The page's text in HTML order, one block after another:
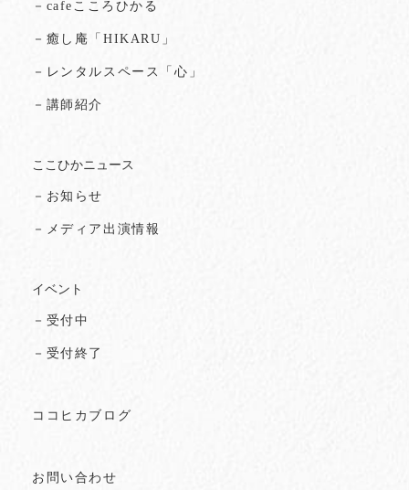
－cafeこころひかる
－癒し庵「HIKARU」
－レンタルスペース「心」
－講師紹介
ここひかニュース
－お知らせ
－メディア出演情報
イベント
－受付中
－受付終了
ココヒカブログ
お問い合わせ